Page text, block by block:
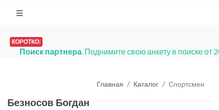
КОРОТКО:
Поиск партнера. Поднимите свою анкету в поиске от
Главная Каталог Спортсмен
Безносов Богдан